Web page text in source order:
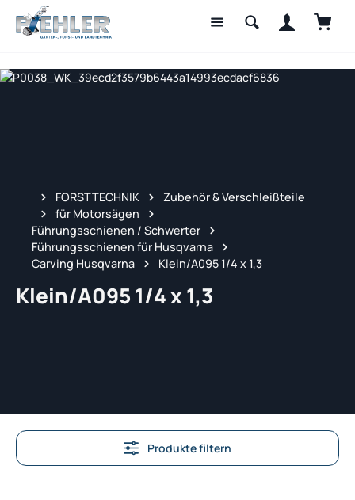
Zum Hauptinhalt springen
FORSTTECHNIK
Zubehör & Verschleißteile
für Motorsägen
Führungsschienen / Schwerter
Führungsschienen für Husqvarna
Carving Husqvarna
Klein/A095 1/4 x 1,3
Klein/A095 1/4 x 1,3
Produkte filtern